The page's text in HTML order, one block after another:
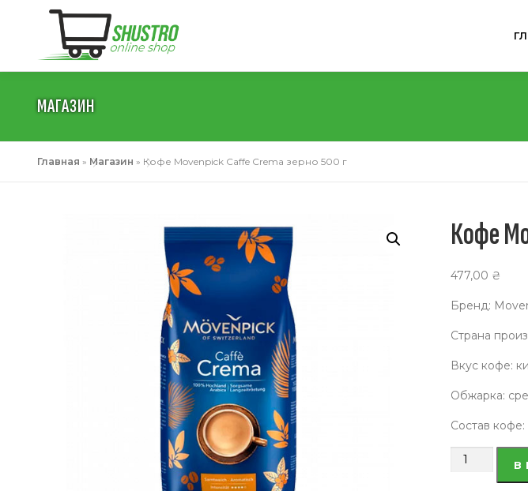
Перейти
содержимому
МАГАЗИН
Главная » Магазин » Кофе Movenpick Caffe Crema зерно 500 г
Кофе
477,00 ₴
Бренд:
Страна
Вкус кофе:
Обжарка:
Состав кофе:
Количество
В